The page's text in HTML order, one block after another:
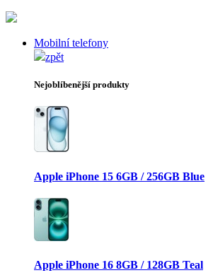
Mobilní telefony
zpět
Nejoblíbenější produkty
Apple iPhone 15 6GB / 256GB Blue
Apple iPhone 16 8GB / 128GB Teal